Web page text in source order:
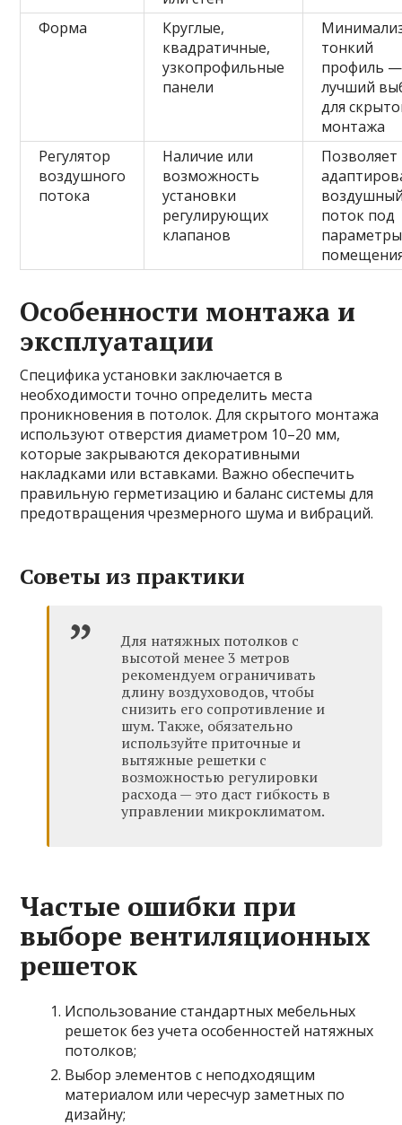
Форма
Круглые,
квадратичные,
узкопрофильные
панели
тонкий
профиль —
лучший
для
монтажа
Регулятор
воздушного
потока
Наличие или
возможность
установки
регулирующих
клапанов
Позволяет
поток под
параметры
Особенности монтажа и
эксплуатации
Специфика установки заключается в
необходимости точно определить места
проникновения в потолок. Для скрытого монтажа
используют отверстия диаметром 10–20 мм,
которые закрываются декоративными
накладками или вставками. Важно обеспечить
правильную герметизацию и баланс системы для
предотвращения чрезмерного шума и вибраций.
Советы из практики
Для натяжных потолков с
высотой менее 3 метров
рекомендуем ограничивать
длину воздуховодов, чтобы
снизить его сопротивление и
шум. Также, обязательно
используйте приточные и
вытяжные решетки с
возможностью регулировки
расхода — это даст гибкость в
управлении микроклиматом.
Частые ошибки при
выборе вентиляционных
решеток
Использование стандартных мебельных
решеток без учета особенностей натяжных
потолков;
Выбор элементов с неподходящим
материалом или чересчур заметных по
дизайну;